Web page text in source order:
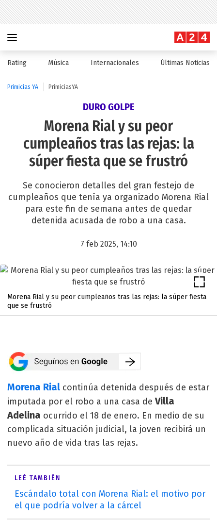
Rating Música Internacionales Últimas Noticias
Primicias YA PrimiciasYA
DURO GOLPE
Morena Rial y su peor
cumpleaños tras las rejas: la
súper fiesta que se frustró
Se conocieron detalles del gran festejo de
cumpleaños que tenía ya organizado Morena Rial
para este fin de semana antes de quedar
detenida acusada de robo a una casa.
7 feb 2025, 14:10
Morena Rial y su peor cumpleaños tras las rejas: la súper fiesta
que se frustró
Morena Rial continúa detenida después de estar
imputada por el robo a una casa deVilla
Adelina ocurrido el 18 de enero. En medio de su
complicada situación judicial, la joven recibirá un
nuevo año de vida tras las rejas.
LEÉ TAMBIÉN
Escándalo total con Morena Rial: el motivo por
el que podría volver a la cárcel